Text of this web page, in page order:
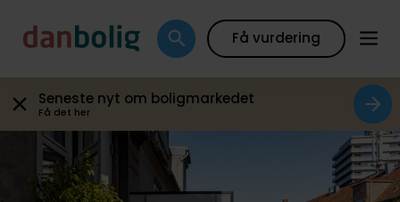
Få vurdering
Seneste nyt om boligmarkedet
Få det her
Galleri Plantegning Boligfakta Kort